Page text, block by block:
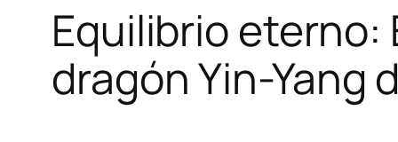
Equilibrio eterno:
dragón Yin-Yang